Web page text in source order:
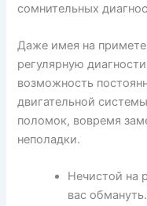
сомнительных
Даже имея на
регулярную
возможность
двигательной
поломок, вовремя
неполадки.
Нечистой на
вас